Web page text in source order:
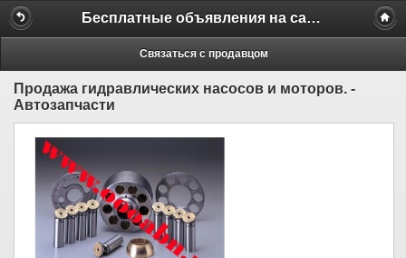
Бесплатные объявления на сайте MILAMO.ru
Связаться с продавцом
Продажа гидравлических насосов и моторов. -
Автозапчасти